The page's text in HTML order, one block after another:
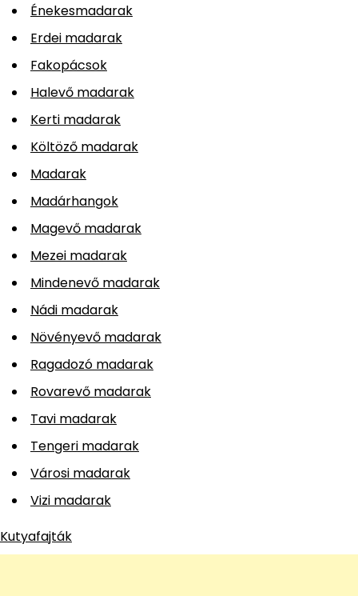
Énekesmadarak
Erdei madarak
Fakopácsok
Halevő madarak
Kerti madarak
Költöző madarak
Madarak
Madárhangok
Magevő madarak
Mezei madarak
Mindenevő madarak
Nádi madarak
Növényevő madarak
Ragadozó madarak
Rovarevő madarak
Tavi madarak
Tengeri madarak
Városi madarak
Vizi madarak
Kutyafajták